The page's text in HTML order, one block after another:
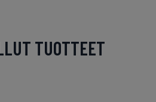
TUOTTEET